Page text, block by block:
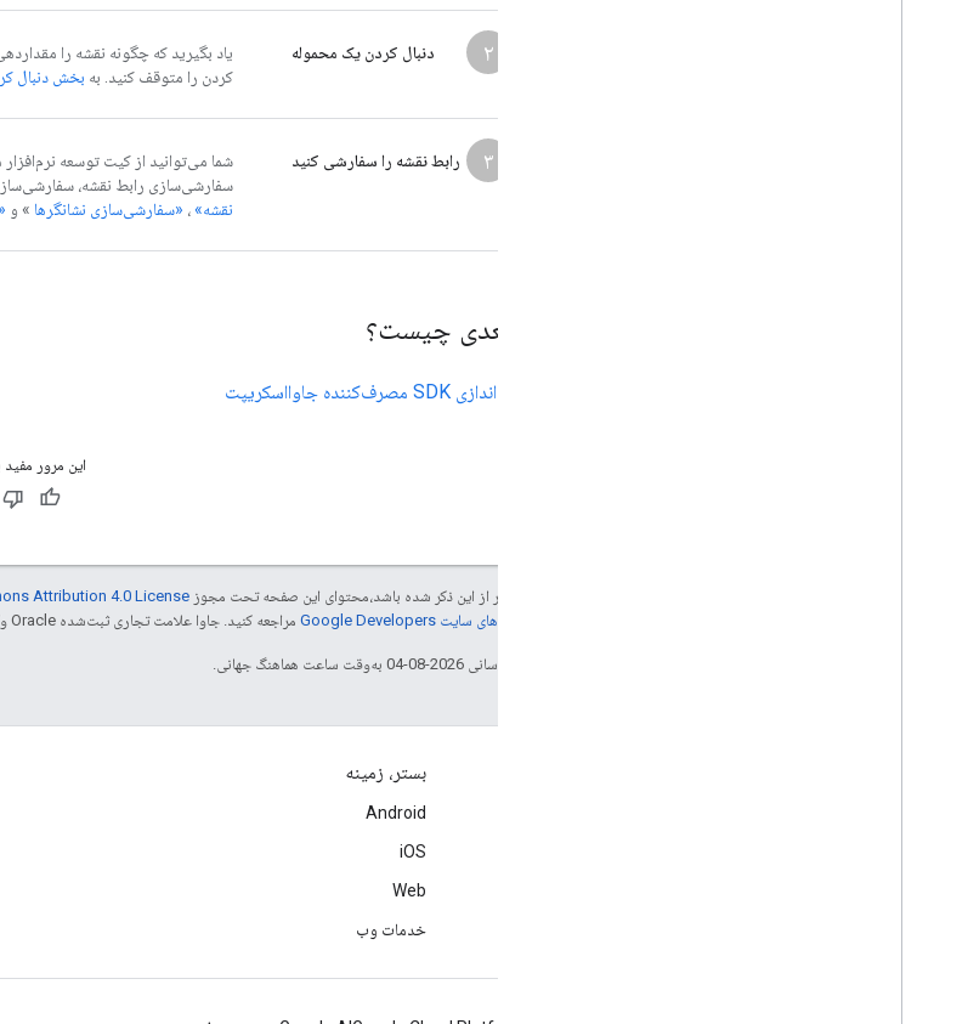
۲ دنبال کردن یک محموله
یاد بگیرید که چگونه نقشه را
کردن را متوقف کنید. به بخش دنبال
۳ رابط نقشه را سفارشی کنید
شما می‌توانید از کیت توسعه
سفارشی‌سازی رابط نقشه، سفارشی‌سازی
نقشه»، «سفارشی‌سازی نشانگرها » و
قدم بعدی چیست؟
راه‌اندازی SDK مصرف‌کننده جاوااسکریپت
این مرور مفید
جز در مواردی که غیر از این ذکر شده باشد،‌محتوای این صفحه تحت مجوز Attribution 4.0 License
خطمشی‌های سایت Google Developers‏ مراجعه کنید. جاوا علامت تجاری ثبت‌شده Oracle و/یا شرکت‌های وابسته به آن است.
تاریخ آخرین به‌روزرسانی 2026-08-04 به‌وقت ساعت هماهنگ جهانی.
بستر، زمینه
Android
iOS
Web
خدمات وب